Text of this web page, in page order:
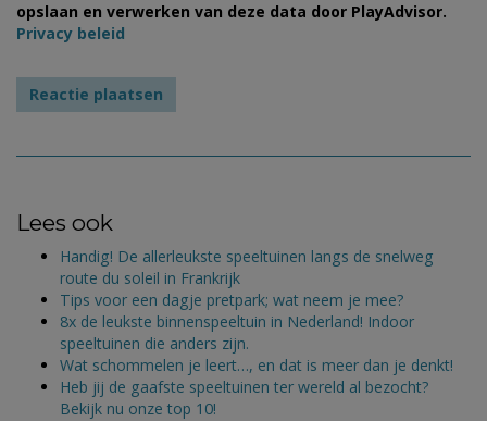
opslaan en verwerken van deze data door PlayAdvisor.
Privacy beleid
Lees ook
Handig! De allerleukste speeltuinen langs de snelweg
route du soleil in Frankrijk
Tips voor een dagje pretpark; wat neem je mee?
8x de leukste binnenspeeltuin in Nederland! Indoor
speeltuinen die anders zijn.
Wat schommelen je leert…, en dat is meer dan je denkt!
Heb jij de gaafste speeltuinen ter wereld al bezocht?
Bekijk nu onze top 10!